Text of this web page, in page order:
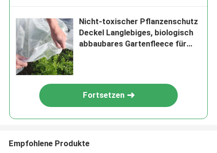
Nicht-toxischer Pflanzenschutz
Deckel Langlebiges, biologisch
abbaubares Gartenfleece für
Fortsetzen
Empfohlene Produkte